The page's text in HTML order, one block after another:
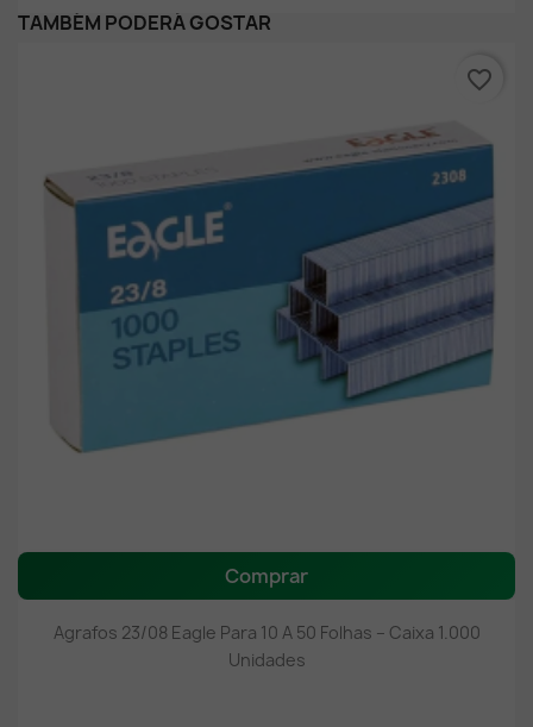
TAMBÉM PODERÁ GOSTAR
Comprar
Agrafos 23/08 Eagle Para 10 A 50 Folhas – Caixa 1.000
Unidades
favorite_border